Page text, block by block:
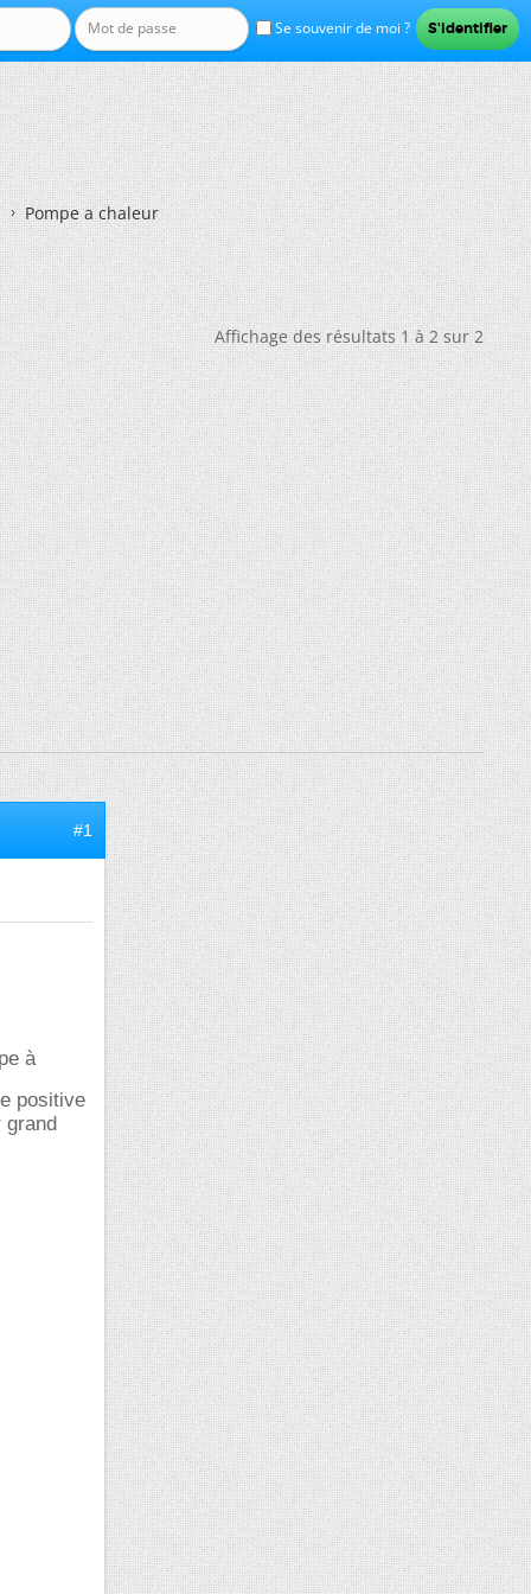
Se souvenir de moi ?
Pompe a chaleur
Affichage des résultats 1 à 2 sur 2
#1
à
positive
grand